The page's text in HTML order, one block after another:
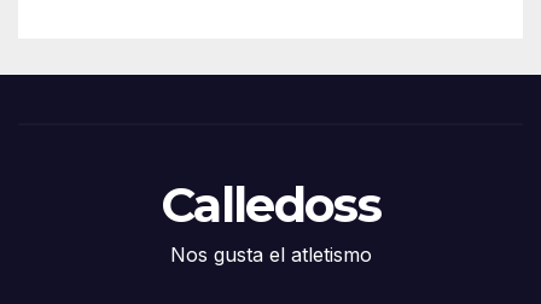
Calledoss
Nos gusta el atletismo